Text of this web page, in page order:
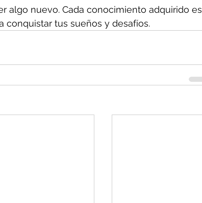
algo nuevo. Cada conocimiento adquirido es
conquistar tus sueños y desafíos.